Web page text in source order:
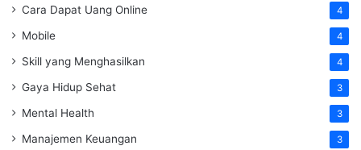
Cara Dapat Uang Online 4
Mobile 4
Skill yang Menghasilkan 4
Gaya Hidup Sehat 3
Mental Health 3
Manajemen Keuangan 3